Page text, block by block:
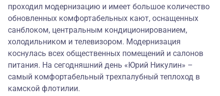
проходил модернизацию и имеет большое количество
обновленных комфортабельных кают, оснащенных
санблоком, центральным кондиционированием,
холодильником и телевизором. Модернизация
коснулась всех общественных помещений и салонов
питания. На сегодняшний день «Юрий Никулин» –
самый комфортабельный трехпалубный теплоход в
камской флотилии.